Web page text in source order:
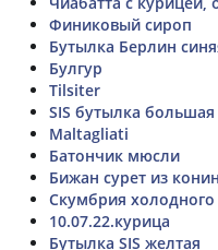
Финиковый сироп
Бутылка Берлин
Булгур
Tilsiter
SIS бутылка
Maltagliati
Батончик мюсли
Бижан сурет из
Скумбрия
10.07.22.курица
Бутылка SIS желтая